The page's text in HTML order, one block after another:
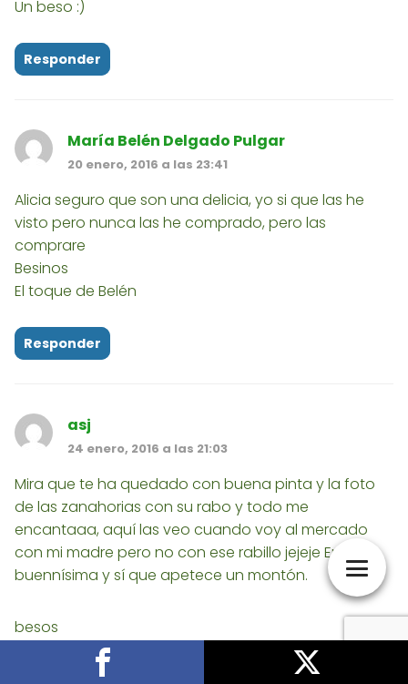
Un beso :)
Responder
María Belén Delgado Pulgar
20 enero, 2016 a las 23:41
Alicia seguro que son una delicia, yo si que las he
visto pero nunca las he comprado, pero las
comprare
Besinos
El toque de Belén
Responder
asj
24 enero, 2016 a las 21:03
Mira que te ha quedado con buena pinta y la foto
de las zanahorias con su rabo y todo me
encantaaa, aquí las veo cuando voy al mercado
con mi madre pero no con ese rabillo jejeje En serio,
buennísima y sí que apetece un montón.
besos
Responder